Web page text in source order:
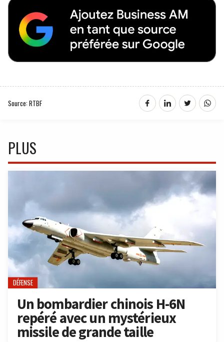
Source: RTBF
PLUS
DÉFENSE
Un bombardier chinois H-6N
repéré avec un mystérieux
missile de grande taille